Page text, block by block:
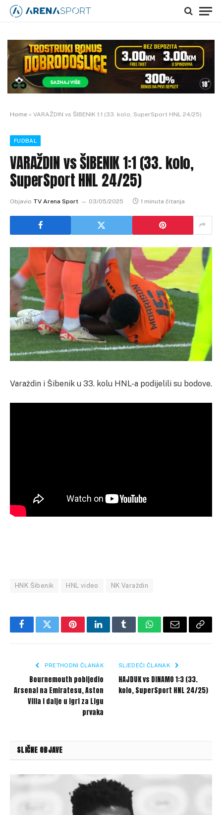
Home » VARAŽDIN vs ŠIBENIK 1:1 (33. kolo, SuperSport HNL 24/25)
FUDBAL
VARAŽDIN vs ŠIBENIK 1:1 (33. kolo,
SuperSport HNL 24/25)
Objavio TV Arena Sport 03/05/2025 1 minuta čitanja
Varaždin i Šibenik u 33. kolu HNL-a podijelili su bodove.
HNK Šibenik HNL video NK Varaždin
FacebookTwitterPinterestLinkedInTumblrWhatsApp
Email Copy
PRETHODNI ČLANAK
Bournemouth pobijedio
Arsenal na Emiratesu, Aston
Villa i dalje u igri za Ligu
prvaka
SLJEDEĆI ČLANAK
HAJDUK vs DINAMO 1:3 (33.
kolo, SuperSport HNL 24/25)
SLIČNE OBJAVE